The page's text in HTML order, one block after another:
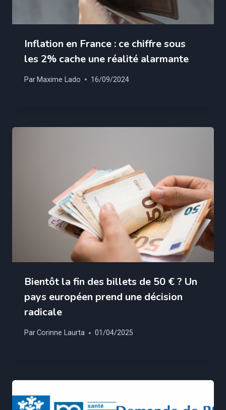
Inflation en France : ce chiffre sous
les 2% cache une réalité alarmante
Par Maxime Lado 16/09/2024
Bientôt la fin des billets de 50 € ? Un
pays européen prend une décision
radicale
ParCorinne Laurta 01/04/2025